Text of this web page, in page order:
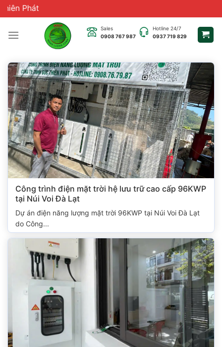
Chuyển
đến
nội
Sales
0908 767 987
Hotline 24/7
0937 719 829
Công trình điện mặt trời hệ lưu trữ cao cấp 96KWP
tại Núi Voi Đà Lạt
Dự án điện năng lượng mặt trời 96KWP tại Núi Voi Đà Lạt
do Công...